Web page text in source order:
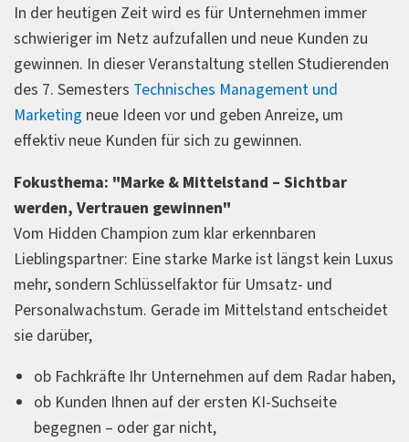
In der heutigen Zeit wird es für Unternehmen immer
schwieriger im Netz aufzufallen und neue Kunden zu
gewinnen. In dieser Veranstaltung stellen Studierenden
des 7. Semesters Technisches Management und
Marketing neue Ideen vor und geben Anreize, um
effektiv neue Kunden für sich zu gewinnen.
Fokusthema: "Marke & Mittelstand – Sichtbar
werden, Vertrauen gewinnen"
Vom Hidden Champion zum klar erkennbaren
Lieblingspartner: Eine starke Marke ist längst kein Luxus
mehr, sondern Schlüsselfaktor für Umsatz- und
Personalwachstum. Gerade im Mittelstand entscheidet
sie darüber,
ob Fachkräfte Ihr Unternehmen auf dem Radar haben,
ob Kunden Ihnen auf der ersten KI-Suchseite
begegnen – oder gar nicht,